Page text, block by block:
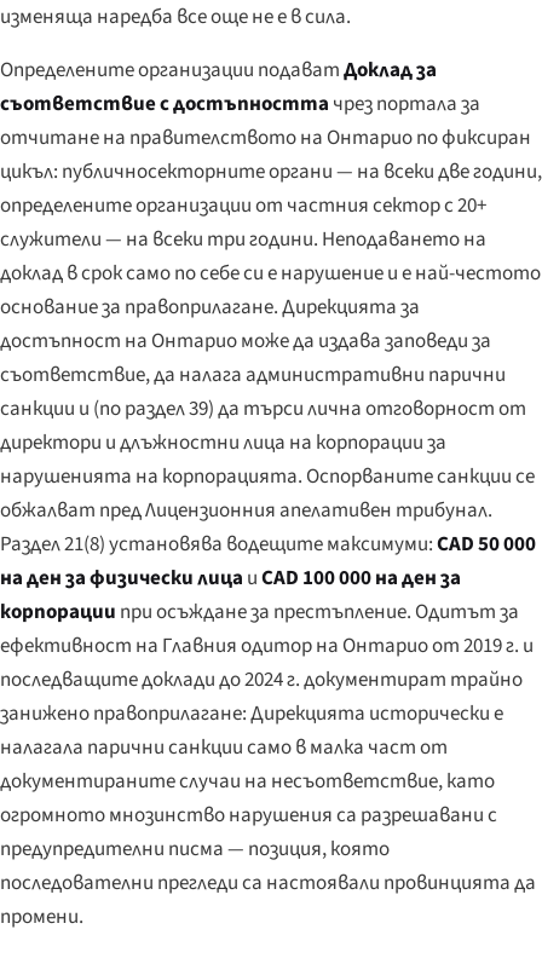
изменяща наредба все още не е в сила.
Определените организации подаватДоклад за
съответствие с достъпността чрез портала за
отчитане на правителството на Онтарио по фиксиран
цикъл: публичносекторните органи — на всеки две години,
определените организации от частния сектор с 20+
служители — на всеки три години. Неподаването на
доклад в срок само по себе си е нарушение и е най-честото
основание за правоприлагане. Дирекцията за
достъпност на Онтарио може да издава заповеди за
съответствие, да налага административни парични
санкции и (по раздел 39) да търси лична отговорност от
директори и длъжностни лица на корпорации за
нарушенията на корпорацията. Оспорваните санкции се
обжалват пред Лицензионния апелативен трибунал.
Раздел 21(8) установява водещите максимуми:CAD 50 000
на ден за физически лица иCAD 100 000 на ден за
корпорации при осъждане за престъпление. Одитът за
ефективност на Главния одитор на Онтарио от 2019 г. и
последващите доклади до 2024 г. документират трайно
занижено правоприлагане: Дирекцията исторически е
налагала парични санкции само в малка част от
документираните случаи на несъответствие, като
огромното мнозинство нарушения са разрешавани с
предупредителни писма — позиция, която
последователни прегледи са настоявали провинцията да
промени.